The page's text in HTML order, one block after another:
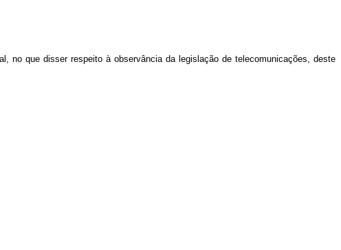
que disser respeito à observância da legislação de telecomunicações, deste